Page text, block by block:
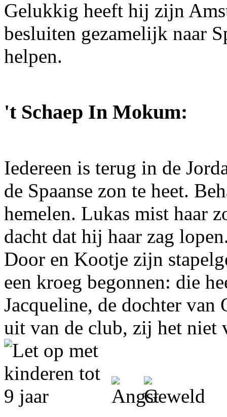
Gelukkig heeft hij zijn
besluiten gezamelijk naar
helpen.
't Schaep In Mokum:
Iedereen is terug in de
de Spaanse zon te heet.
hemelen. Lukas mist haar
dacht dat hij haar zag
Door en Kootje zijn
een kroeg begonnen: die
Jacqueline, de dochter
uit van de club, zij het niet